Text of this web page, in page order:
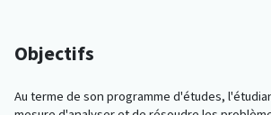
Objectifs
Au terme de son programme d'études,